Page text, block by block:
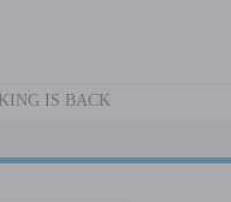
KING IS BACK